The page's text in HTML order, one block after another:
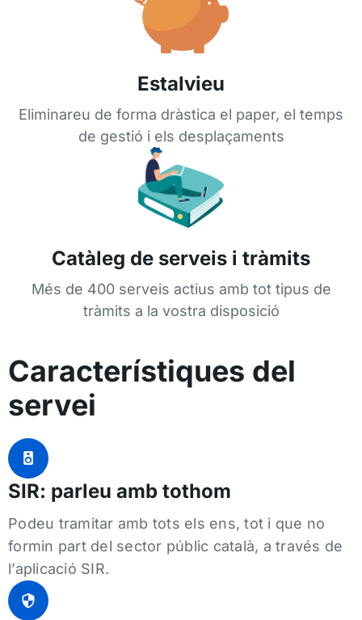
Estalvieu
Eliminareu de forma dràstica el paper, el temps
de gestió i els desplaçaments
Catàleg de serveis i tràmits
Més de 400 serveis actius amb tot tipus de
tràmits a la vostra disposició
Característiques del
servei
SIR: parleu amb tothom
Podeu tramitar amb tots els ens, tot i que no
formin part del sector públic català, a través de
l’aplicació SIR.